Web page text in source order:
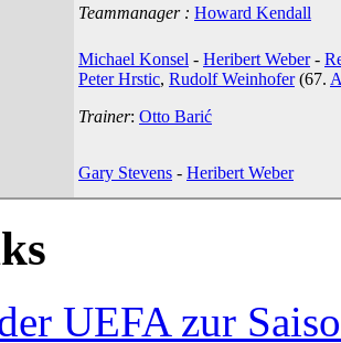
Teammanager : Howard Kendall
Michael Konsel - Heribert Weber-
Peter Hrstic, Rudolf Weinhofer(67.
Trainer: Otto Barić
Gary Stevens - Heribert Weber
UEFA zur